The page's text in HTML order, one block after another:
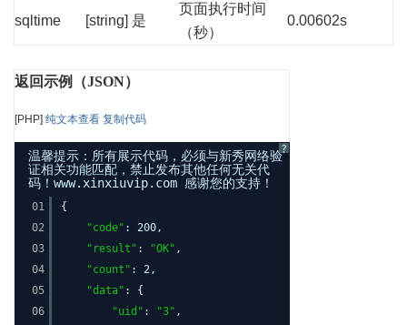
sqltime [string] 是
页面执行时间
（秒）
0.00602s
返回示例（JSON）
[PHP] 纯文本查看 复制代码
?
温馨提示：所有展示代码，必须与新秀网络验
证相关功能匹配，禁止发布其他任何无关代
码！www.xinxiuvip.com 感谢您的支持！
01
02
03
04
05
06
{
"code" : 200,
"result" : "OK" ,
"count" : 2,
"data" : {
"uid" : "3" ,